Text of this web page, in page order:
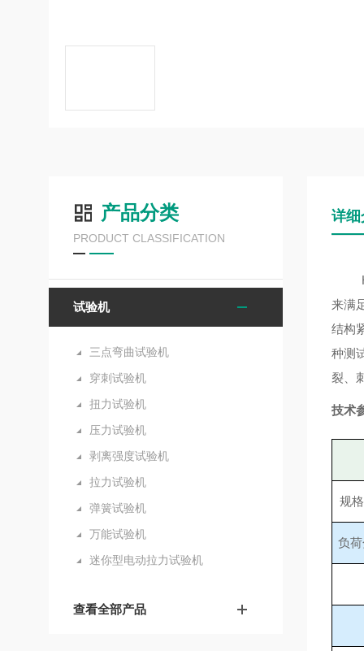
产品分类
PRODUCT CLASSIFICATION
试验机
三点弯曲试验机
穿刺试验机
扭力试验机
压力试验机
剥离强度试验机
拉力试验机
弹簧试验机
万能试验机
迷你型电动拉力试验机
查看全部产品
详细
来满
结构
种测
裂、
技术
规
负